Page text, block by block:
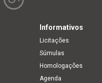
Informativos
Licitações
Súmulas
Homologações
Agenda